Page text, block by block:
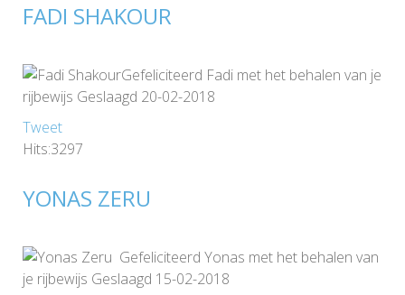
FADI SHAKOUR
Gefeliciteerd Fadi met het behalen van je
rijbewijs Geslaagd 20-02-2018
Tweet
Hits:3297
YONAS ZERU
Gefeliciteerd Yonas met het behalen van
je rijbewijs Geslaagd 15-02-2018